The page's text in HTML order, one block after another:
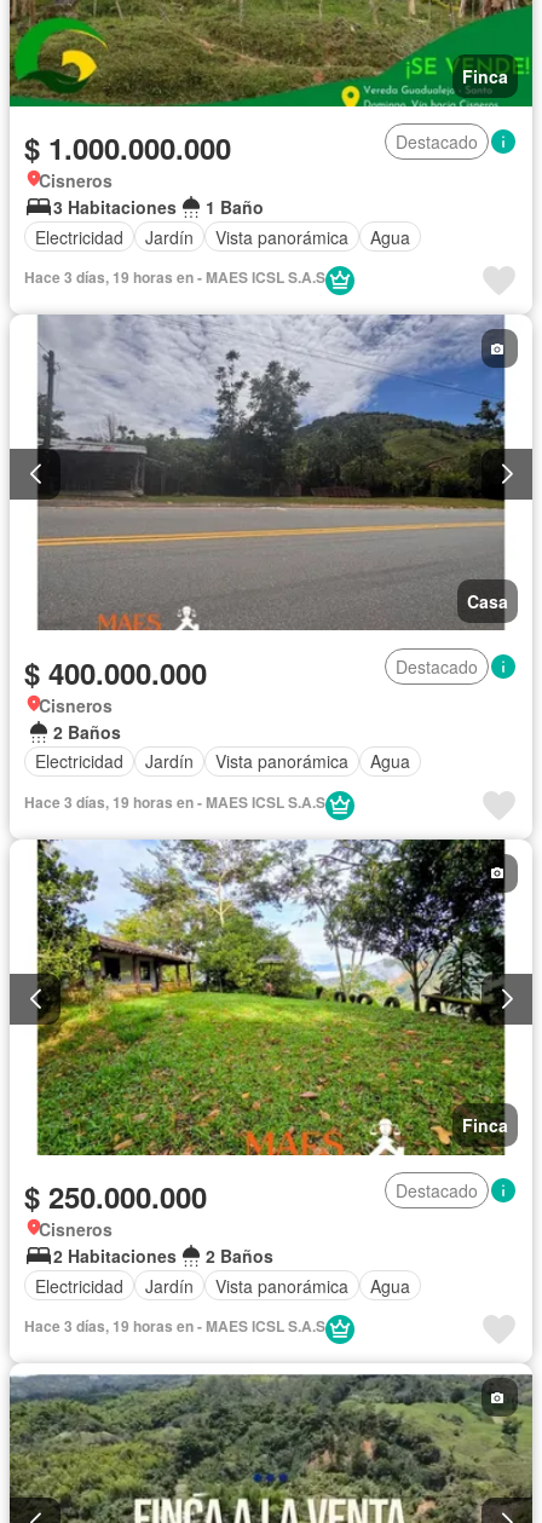
Finca
$ 1.000.000.000
Destacado
Cisneros
3 Habitaciones
1 Baño
Electricidad
Jardín Vista panorámica Agua
Hace 3 días, 19 horas en - MAES ICSL S.A.S
Casa
$ 400.000.000
Destacado
Cisneros
2 Baños
Electricidad
Jardín Vista panorámica Agua
Hace 3 días, 19 horas en - MAES ICSL S.A.S
Finca
$ 250.000.000
Destacado
Cisneros
2 Habitaciones
2 Baños
Electricidad
Jardín Vista panorámica Agua
Hace 3 días, 19 horas en - MAES ICSL S.A.S